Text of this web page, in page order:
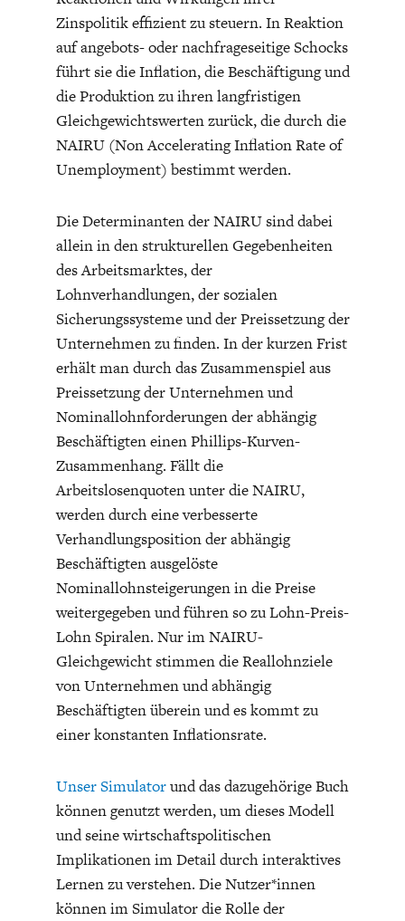
DEUTSCHLAND UND DIE
DAS POST-CORONA-
ZEITALTER
STATUS QUO DER
DEUTSCHEN VWL
DIE POSITIONEN DER
WIRTSCHAFTSWEISEN
MAKROTHEK
ÖKONOMENSZENE
OUTPUT GAP
UNGLEICHHEIT
Zinspolitik effizient zu steuern. In Reaktion
auf angebots- oder nachfrageseitige Schocks
führt sie die Inflation, die Beschäftigung und
die Produktion zu ihren langfristigen
Gleichgewichtswerten zurück, die durch die
NAIRU (Non Accelerating Inflation Rate of
Unemployment) bestimmt werden.
Die Determinanten der NAIRU sind dabei
allein in den strukturellen Gegebenheiten
des Arbeitsmarktes, der
Lohnverhandlungen, der sozialen
Sicherungssysteme und der Preissetzung der
Unternehmen zu finden. In der kurzen Frist
erhält man durch das Zusammenspiel aus
Preissetzung der Unternehmen und
Nominallohnforderungen der abhängig
Beschäftigten einen Phillips-Kurven-
Zusammenhang. Fällt die
Arbeitslosenquoten unter die NAIRU,
werden durch eine verbesserte
Verhandlungsposition der abhängig
Beschäftigten ausgelöste
Nominallohnsteigerungen in die Preise
weitergegeben und führen so zu Lohn-Preis-
Lohn Spiralen. Nur im NAIRU-
Gleichgewicht stimmen die Reallohnziele
von Unternehmen und abhängig
Beschäftigten überein und es kommt zu
einer konstanten Inflationsrate.
Unser Simulatorund das dazugehörige Buch
können genutzt werden, um dieses Modell
und seine wirtschaftspolitischen
Implikationen im Detail durch interaktives
Lernen zu verstehen. Die Nutzer*innen
können im Simulator die Rolle der